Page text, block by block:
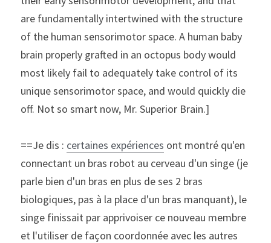
are fundamentally intertwined with the structure
of the human sensorimotor space. A human baby
brain properly grafted in an octopus body would
most likely fail to adequately take control of its
unique sensorimotor space, and would quickly die
off. Not so smart now, Mr. Superior Brain.]
==Je dis : certaines expériences ont montré qu'en
connectant un bras robot au cerveau d'un singe (je
parle bien d'un bras en plus de ses 2 bras
biologiques, pas à la place d'un bras manquant), le
singe finissait par apprivoiser ce nouveau membre
et l'utiliser de façon coordonnée avec les autres